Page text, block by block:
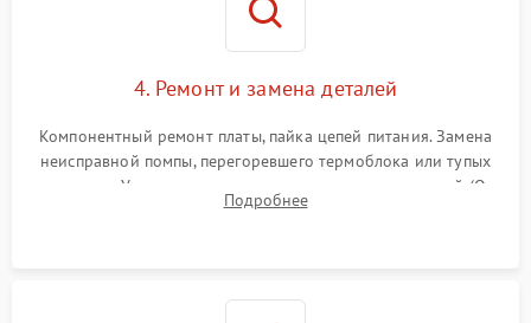
4. Ремонт и замена деталей
Компонентный ремонт платы, пайка цепей питания. Замена
неисправной помпы, перегоревшего термоблока или тупых
жерновов. Установка новых силиконовых уплотнителей (O-
ring) и тефлоновых трубок для надежного устранения
Подробнее